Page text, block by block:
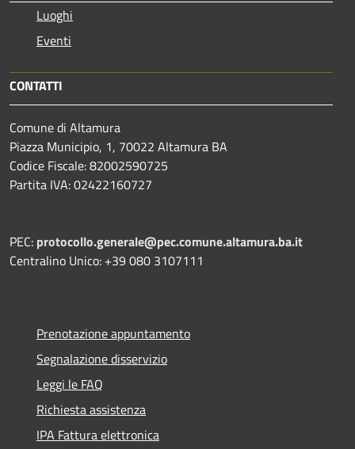
Luoghi
Eventi
CONTATTI
Comune di Altamura
Piazza Municipio, 1, 70022 Altamura BA
Codice Fiscale: 82002590725
Partita IVA: 02422160727
PEC: protocollo.generale@pec.comune.altamura.ba.it
Centralino Unico: +39 080 3107111
Prenotazione appuntamento
Segnalazione disservizio
Leggi le FAQ
Richiesta assistenza
IPA Fattura elettronica